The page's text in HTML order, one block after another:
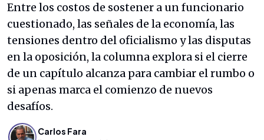
Entre los costos de sostener a un funcionario
cuestionado, las señales de la economía, las
tensiones dentro del oficialismo y las disputas
en la oposición, la columna explora si el cierre
de un capítulo alcanza para cambiar el rumbo o
si apenas marca el comienzo de nuevos
desafíos.
Carlos Fara